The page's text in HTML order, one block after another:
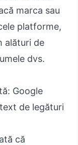
marca sau
platforme,
alături de
dvs.
Google
de legături
că